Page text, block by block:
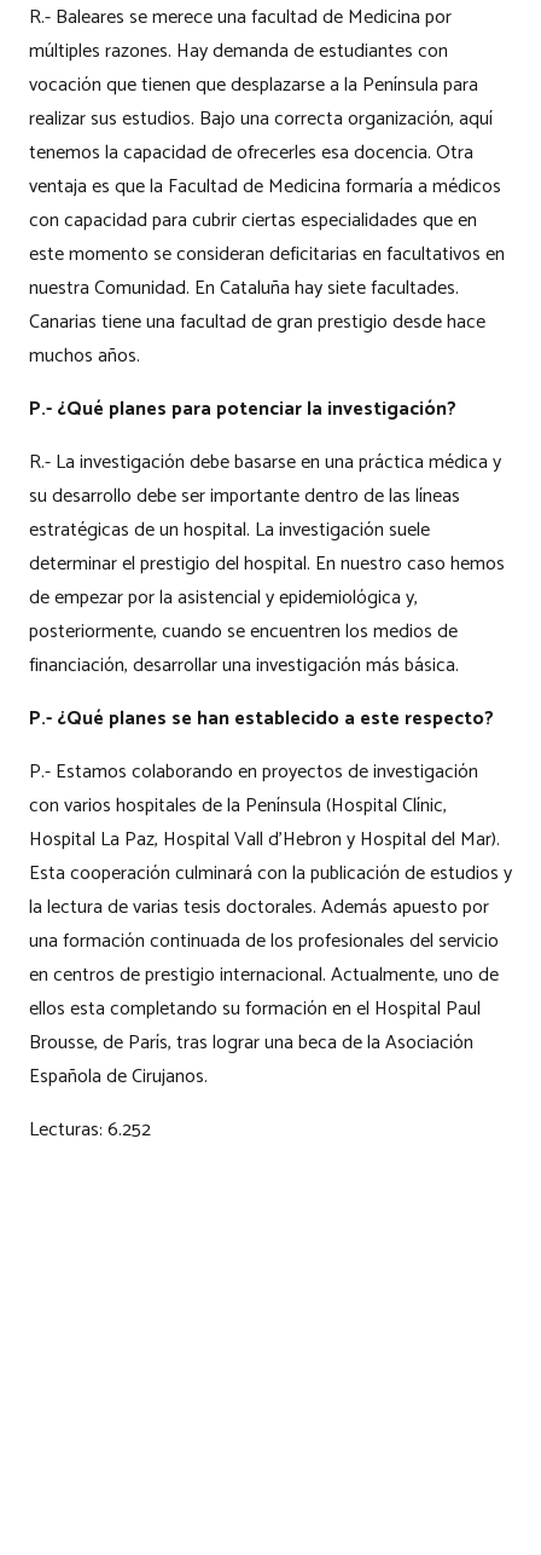
R.- Baleares se merece una facultad de Medicina por
múltiples razones. Hay demanda de estudiantes con
vocación que tienen que desplazarse a la Península para
realizar sus estudios. Bajo una correcta organización, aquí
tenemos la capacidad de ofrecerles esa docencia. Otra
ventaja es que la Facultad de Medicina formaría a médicos
con capacidad para cubrir ciertas especialidades que en
este momento se consideran deficitarias en facultativos en
nuestra Comunidad. En Cataluña hay siete facultades.
Canarias tiene una facultad de gran prestigio desde hace
muchos años.
P.- ¿Qué planes para potenciar la investigación?
R.- La investigación debe basarse en una práctica médica y
su desarrollo debe ser importante dentro de las líneas
estratégicas de un hospital. La investigación suele
determinar el prestigio del hospital. En nuestro caso hemos
de empezar por la asistencial y epidemiológica y,
posteriormente, cuando se encuentren los medios de
financiación, desarrollar una investigación más básica.
P.- ¿Qué planes se han establecido a este respecto?
P.- Estamos colaborando en proyectos de investigación
con varios hospitales de la Península (Hospital Clínic,
Hospital La Paz, Hospital Vall d'Hebron y Hospital del Mar).
Esta cooperación culminará con la publicación de estudios y
la lectura de varias tesis doctorales. Además apuesto por
una formación continuada de los profesionales del servicio
en centros de prestigio internacional. Actualmente, uno de
ellos esta completando su formación en el Hospital Paul
Brousse, de París, tras lograr una beca de la Asociación
Española de Cirujanos.
Lecturas:6.252